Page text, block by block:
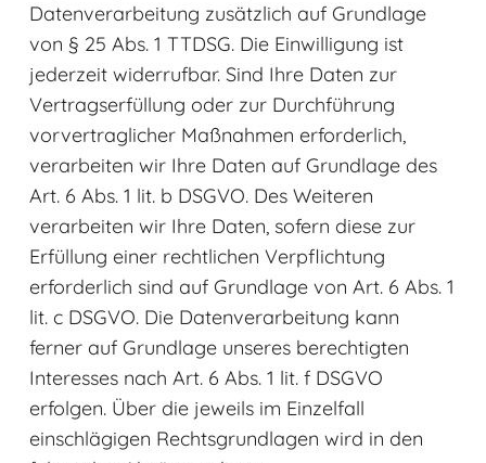
Datenverarbeitung zusätzlich auf Grundlage
von § 25 Abs. 1 TTDSG. Die Einwilligung ist
jederzeit widerrufbar. Sind Ihre Daten zur
Vertragserfüllung oder zur Durchführung
vorvertraglicher Maßnahmen erforderlich,
verarbeiten wir Ihre Daten auf Grundlage des
Art. 6 Abs. 1 lit. b DSGVO. Des Weiteren
verarbeiten wir Ihre Daten, sofern diese zur
Erfüllung einer rechtlichen Verpflichtung
erforderlich sind auf Grundlage von Art. 6 Abs. 1
lit. c DSGVO. Die Datenverarbeitung kann
ferner auf Grundlage unseres berechtigten
Interesses nach Art. 6 Abs. 1 lit. f DSGVO
erfolgen. Über die jeweils im Einzelfall
einschlägigen Rechtsgrundlagen wird in den